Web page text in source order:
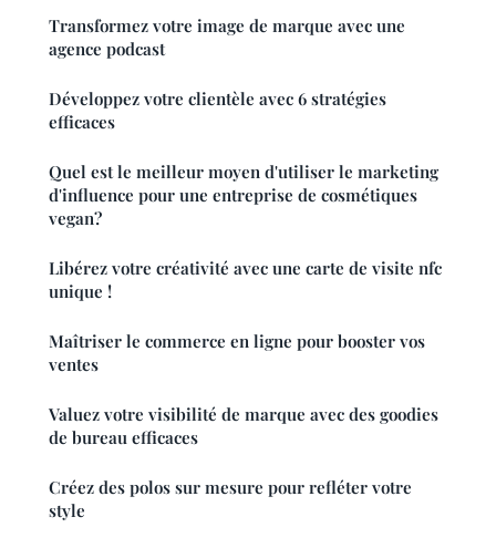
Transformez votre image de marque avec une
agence podcast
Développez votre clientèle avec 6 stratégies
efficaces
Quel est le meilleur moyen d'utiliser le marketing
d'influence pour une entreprise de cosmétiques
vegan?
Libérez votre créativité avec une carte de visite nfc
unique !
Maîtriser le commerce en ligne pour booster vos
ventes
Valuez votre visibilité de marque avec des goodies
de bureau efficaces
Créez des polos sur mesure pour refléter votre
style